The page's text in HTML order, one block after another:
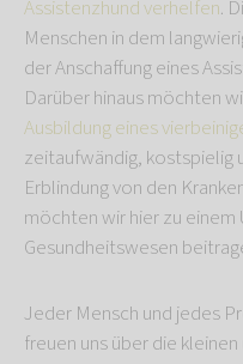
Assistenzhund verhelfen.
Menschen in dem
der Anschaffung eines
Darüber hinaus möchten
Ausbildung eines
zeitaufwändig, kostspielig
Erblindung von den
möchten wir hier zu
Gesundheitswesen
Jeder Mensch und jedes
freuen uns über die